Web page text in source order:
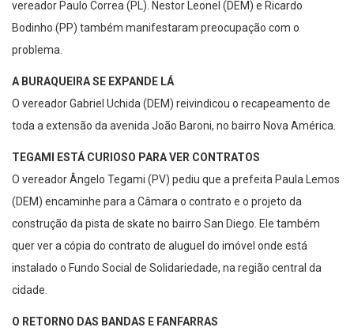
Bodinho (PP) também manifestaram preocupação com o
problema.
O vereador Gabriel Uchida (DEM) reivindicou o recapeamento de
toda a extensão da avenida João Baroni, no bairro Nova América.
O vereador Ângelo Tegami (PV) pediu que a prefeita Paula Lemos
(DEM) encaminhe para a Câmara o contrato e o projeto da
construção da pista de skate no bairro San Diego. Ele também
quer ver a cópia do contrato de aluguel do imóvel onde está
instalado o Fundo Social de Solidariedade, na região central da
cidade.
A reinstituição das atividades de fanfarras e bandas musicais na